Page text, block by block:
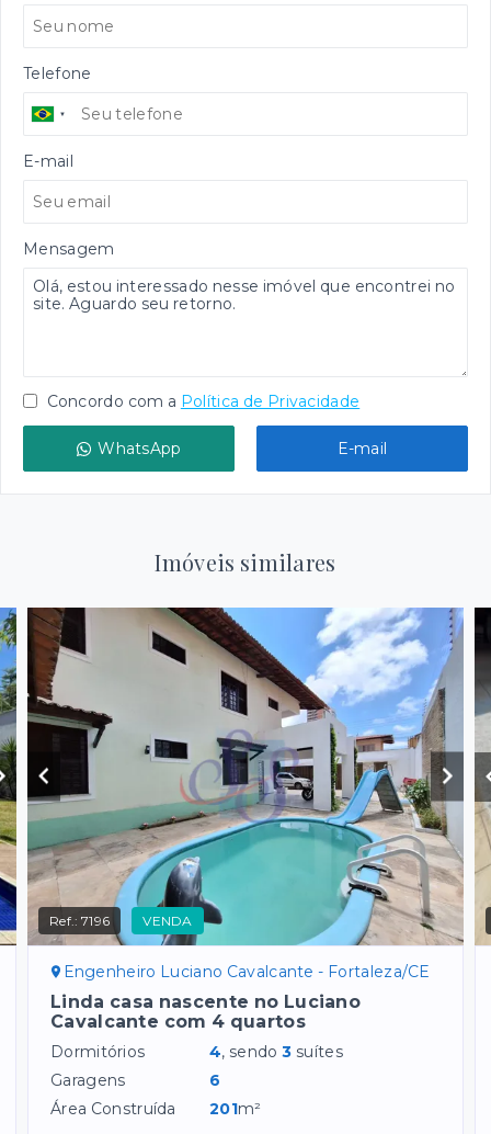
Telefone
E-mail
Mensagem
Concordo com a Política de Privacidade
WhatsApp E-mail
Imóveis similares
Ref.:7196 VENDA
Engenheiro Luciano Cavalcante - Fortaleza/CE
Linda casa nascente no Luciano
Cavalcante com 4 quartos
Dormitórios 4, sendo3 suítes
Garagens
6
Área Construída
201m²